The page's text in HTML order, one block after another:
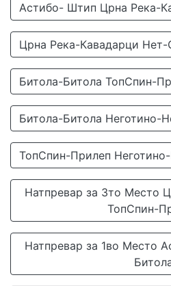
Астибо- Штип Црна Река-
Црна Река-Кавадарци
Битола-Битола ТопСпин-
Битола-Битола Неготино-
ТопСпин-Прилеп
Натпревар за 3то Место
ТопСпин-
Натпревар за 1во Место